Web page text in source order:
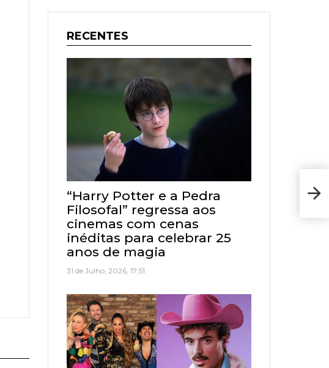
no
RECENTES
“Harry Potter e a Pedra
Filosofal” regressa aos
cinemas com cenas
inéditas para celebrar 25
anos de magia
31 de Julho, 2026, 17:51